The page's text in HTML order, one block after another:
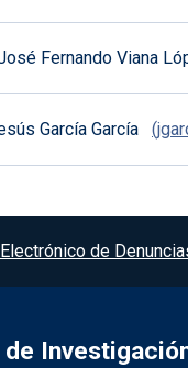
Fernando Viana
García García
de
de